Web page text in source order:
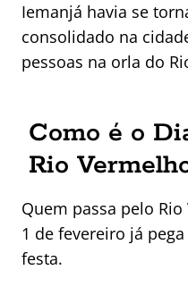
Iemanjá havia se
consolidado na
pessoas na orla do
Como é o
Rio
Quem passa pelo
1 de fevereiro já
festa.